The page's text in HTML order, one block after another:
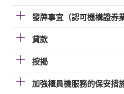
發牌事宜（認可機構證券
貸款
按揭
加強櫃員機服務的保安措